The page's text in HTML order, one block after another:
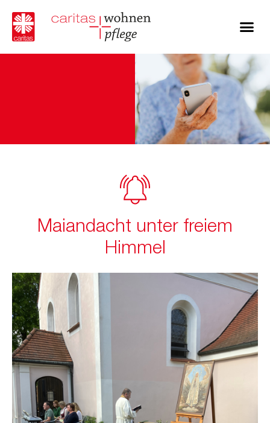
Maiandacht unter freiem
Himmel